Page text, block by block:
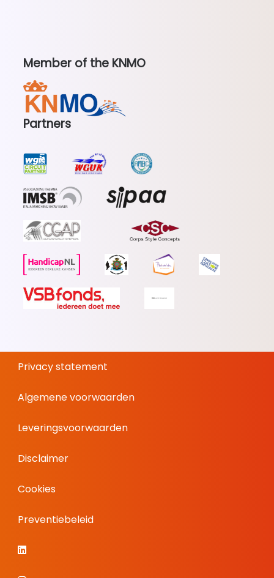
Member of the KNMO
Partners
Privacy statement
Algemene voorwaarden
Leveringsvoorwaarden
Disclaimer
Cookies
Preventiebeleid